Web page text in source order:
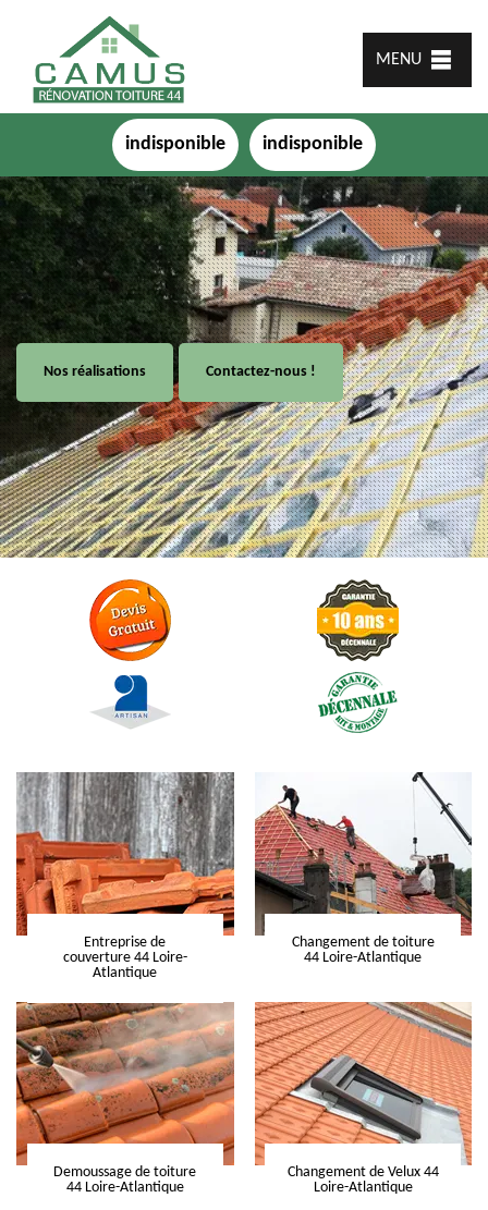
MENU
indisponible indisponible
Nos réalisations Contactez-nous !
Entreprise de
couverture 44 Loire-
Atlantique
Changement de toiture
44 Loire-Atlantique
Demoussage de toiture
44 Loire-Atlantique
Changement de Velux 44
Loire-Atlantique